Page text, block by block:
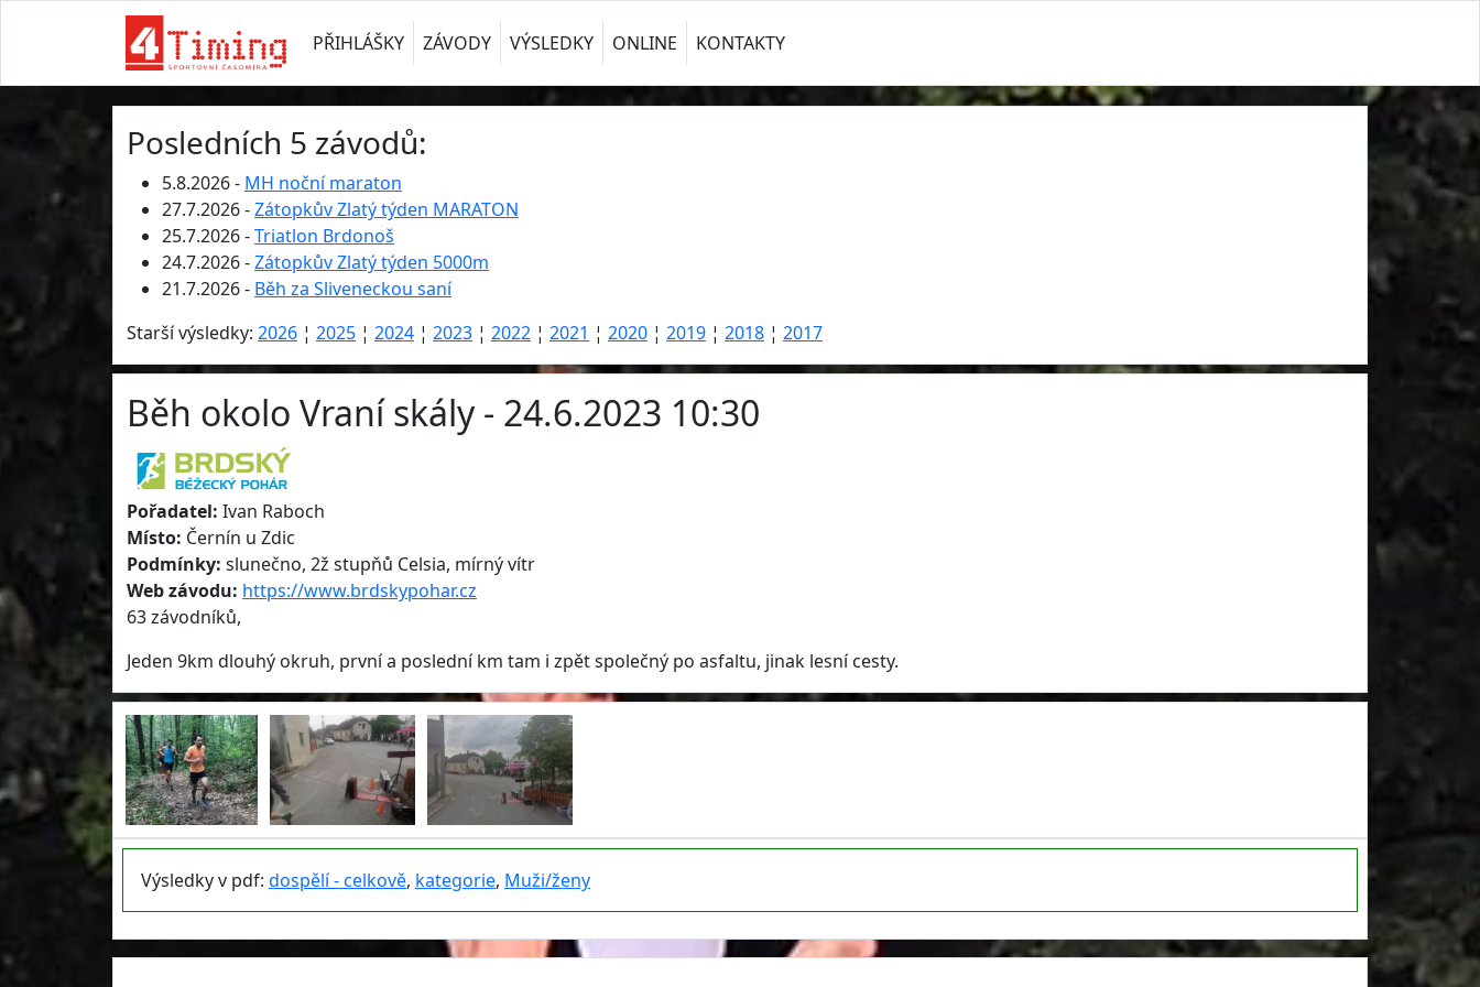
PŘIHLÁŠKY ZÁVODY VÝSLEDKY ONLINE KONTAKTY
Posledních 5 závodů:
5.8.2026 - MH noční maraton
27.7.2026 -Zátopkův Zlatý týden MARATON
25.7.2026 -Triatlon Brdonoš
24.7.2026 -Zátopkův Zlatý týden 5000m
21.7.2026 - Běh za Sliveneckou saní
Starší výsledky: 2026 ¦ 2025 ¦ 2024 ¦ 2023 ¦ 2022 ¦ 2021 ¦ 2020 ¦ 2019 ¦ 2018 ¦ 2017
Běh okolo Vraní skály - 24.6.2023 10:30
Pořadatel: Ivan Raboch
Místo: Černín u Zdic
Podmínky: slunečno, 2ž stupňů Celsia, mírný vítr
Web závodu: https://www.brdskypohar.cz
63 závodníků,
Jeden 9km dlouhý okruh, první a poslední km tam i zpět společný po asfaltu, jinak lesní cesty.
Výsledky v pdf: dospělí - celkově, kategorie, Muži/ženy